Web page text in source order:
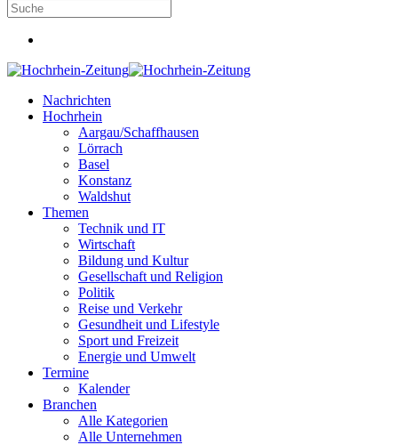
Nachrichten
Hochrhein
Aargau/Schaffhausen
Lörrach
Basel
Konstanz
Waldshut
Themen
Technik und IT
Wirtschaft
Bildung und Kultur
Gesellschaft und Religion
Politik
Reise und Verkehr
Gesundheit und Lifestyle
Sport und Freizeit
Energie und Umwelt
Termine
Kalender
Branchen
Alle Kategorien
Alle Unternehmen